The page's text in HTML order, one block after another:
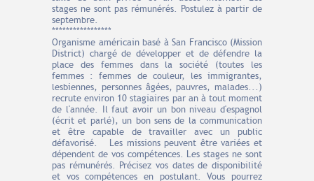
stages ne sont pas rémunérés. Postulez à partir de
septembre.
*****************
Organisme américain basé à San Francisco (Mission
District) chargé de développer et de défendre la
place des femmes dans la société (toutes les
femmes : femmes de couleur, les immigrantes,
lesbiennes, personnes âgées, pauvres, malades...)
recrute environ 10 stagiaires par an à tout moment
de l'année. Il faut avoir un bon niveau d'espagnol
(écrit et parlé), un bon sens de la communication
et être capable de travailler avec un public
défavorisé. Les missions peuvent être variées et
dépendent de vos compétences. Les stages ne sont
pas rémunérés. Précisez vos dates de disponibilité
et vos compétences en postulant. Vous pourrez